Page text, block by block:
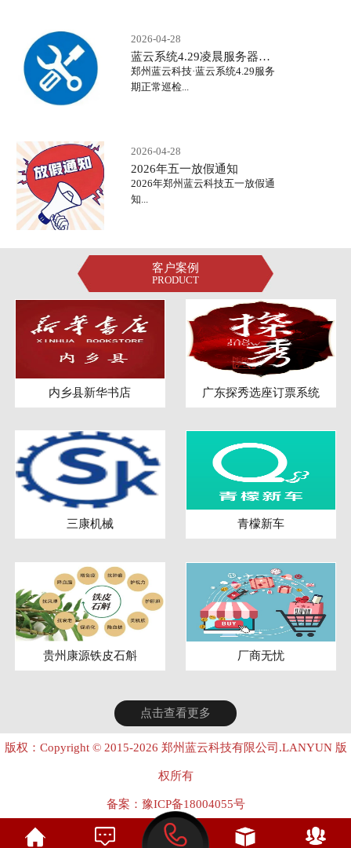
2026-04-28
蓝云系统4.29凌晨服务器正常巡检
郑州蓝云科技·蓝云系统4.29服务
期正常巡检...
2026-04-28
2026年五一放假通知
2026年郑州蓝云科技五一放假通
知...
客户案例
PRODUCT
内乡县新华书店 广东探秀选座订票系统
三康机械 青檬新车
贵州康源铁皮石斛 厂商无忧
点击查看更多
版权：Copyright © 2015-2026 郑州蓝云科技有限公司.LANYUN 版
权所有
备案： 豫ICP备18004055号
